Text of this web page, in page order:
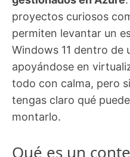
proyectos curiosos
permiten levantar un
Windows 11 dentro de
apoyándose en
todo con calma, pero
tengas claro qué
montarlo.
Qué es un